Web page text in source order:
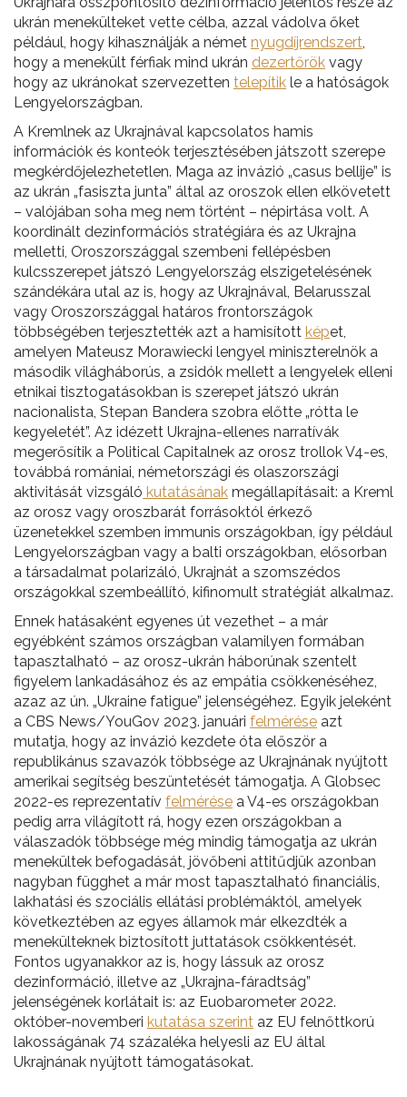
ukrán menekülteket vette célba, azzal vádolva őket
például, hogy kihasználják a német nyugdíjrendszert,
hogy a menekült férfiak mind ukrán dezertőrök vagy
hogy az ukránokat szervezetten telepítik le a hatóságok
Lengyelországban.
A Kremlnek az Ukrajnával kapcsolatos hamis
információk és konteók terjesztésében játszott szerepe
megkérdőjelezhetetlen. Maga az invázió „casus bellije” is
az ukrán „fasiszta junta” által az oroszok ellen elkövetett
– valójában soha meg nem történt – népirtása volt. A
koordinált dezinformációs stratégiára és az Ukrajna
melletti, Oroszországgal szembeni fellépésben
kulcsszerepet játszó Lengyelország elszigetelésének
szándékára utal az is, hogy az Ukrajnával, Belarusszal
vagy Oroszországgal határos frontországok
többségében terjesztették azt a hamisított képet,
amelyen Mateusz Morawiecki lengyel miniszterelnök a
második világháborús, a zsidók mellett a lengyelek elleni
etnikai tisztogatásokban is szerepet játszó ukrán
nacionalista, Stepan Bandera szobra előtte „rótta le
kegyeletét”. Az idézett Ukrajna-ellenes narratívák
megerősítik a Political Capitalnek az orosz trollok V4-es,
továbbá romániai, németországi és olaszországi
aktivitását vizsgáló kutatásának megállapításait: a Kreml
az orosz vagy oroszbarát forrásoktól érkező
üzenetekkel szemben immunis országokban, így például
Lengyelországban vagy a balti országokban, elősorban
a társadalmat polarizáló, Ukrajnát a szomszédos
országokkal szembeállító, kifinomult stratégiát alkalmaz.
Ennek hatásaként egyenes út vezethet – a már
egyébként számos országban valamilyen formában
tapasztalható – az orosz-ukrán háborúnak szentelt
figyelem lankadásához és az empátia csökkenéséhez,
azaz az ún. „Ukraine fatigue” jelenségéhez. Egyik jeleként
a CBS News/YouGov 2023. januári felmérése azt
mutatja, hogy az invázió kezdete óta először a
republikánus szavazók többsége az Ukrajnának nyújtott
amerikai segítség beszüntetését támogatja. A Globsec
2022-es reprezentatív felmérése a V4-es országokban
pedig arra világított rá, hogy ezen országokban a
válaszadók többsége még mindig támogatja az ukrán
menekültek befogadását, jövőbeni attitűdjük azonban
nagyban függhet a már most tapasztalható financiális,
lakhatási és szociális ellátási problémáktól, amelyek
következtében az egyes államok már elkezdték a
menekülteknek biztosított juttatások csökkentését.
Fontos ugyanakkor az is, hogy lássuk az orosz
dezinformáció, illetve az „Ukrajna-fáradtság”
jelenségének korlátait is: az Euobarometer 2022.
október-novemberi kutatása szerint az EU felnőttkorú
lakosságának 74 százaléka helyesli az EU által
Ukrajnának nyújtott támogatásokat.